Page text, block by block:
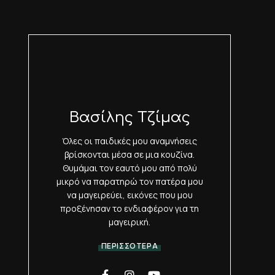
Βασίλης Τζίμας
Όλες οι παιδικές μου αναμνήσεις
βρίσκονται μέσα σε μια κουζίνα.
Θυμάμαι τον εαυτό μου από πολύ
μικρό να παρατηρώ τον πατέρα μου
να μαγειρεύει, εικόνες που μου
προξένησαν το ενδιαφέρον για τη
μαγειρική.
ΠΕΡΙΣΣΟΤΕΡΑ